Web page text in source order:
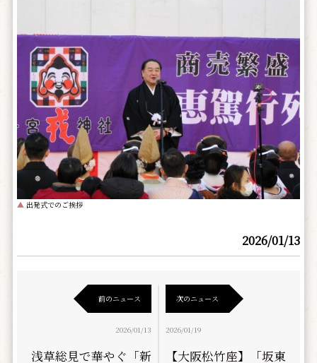
▲出発式でのご挨拶
2026/01/13
前のニュース
2026/01/13
浅草総見で華やぐ「新
次のニュース
2026/01/19
【大阪松竹座】「坂東